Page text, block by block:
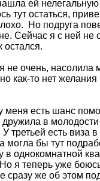
ей нелегальную
тут остаться,
Но подруга
Сейчас я с ней не
не очень,
как-то нет
меня есть шанс
в
третьей есть виза
могла бы тут
в однокомнатной
я теперь уже
сразу же об этом